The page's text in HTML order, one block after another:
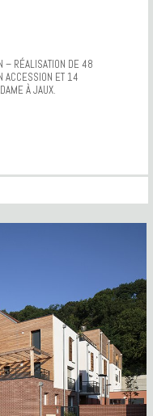
– RÉALISATION DE 48
ACCESSION ET 14
À JAUX.